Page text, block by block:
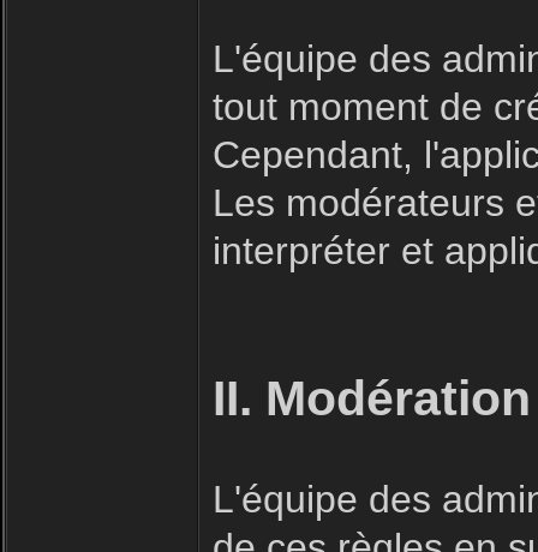
L'équipe des
tout moment de
Cependant,
Les modérateurs
interpréter et
II.
L'équipe des